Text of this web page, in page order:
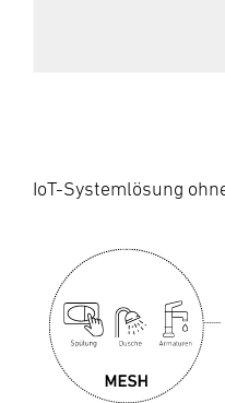
IoT-Systemlösung